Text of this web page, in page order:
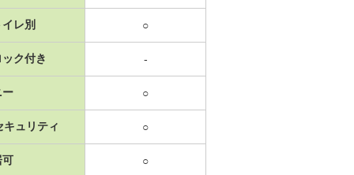
レ別 ○
ク付き -
ー ○
キュリティ ○
可 ○